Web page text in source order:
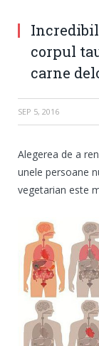
corpul
carne
SEP 5, 2016
Alegerea de a
unele persoane
vegetarian este